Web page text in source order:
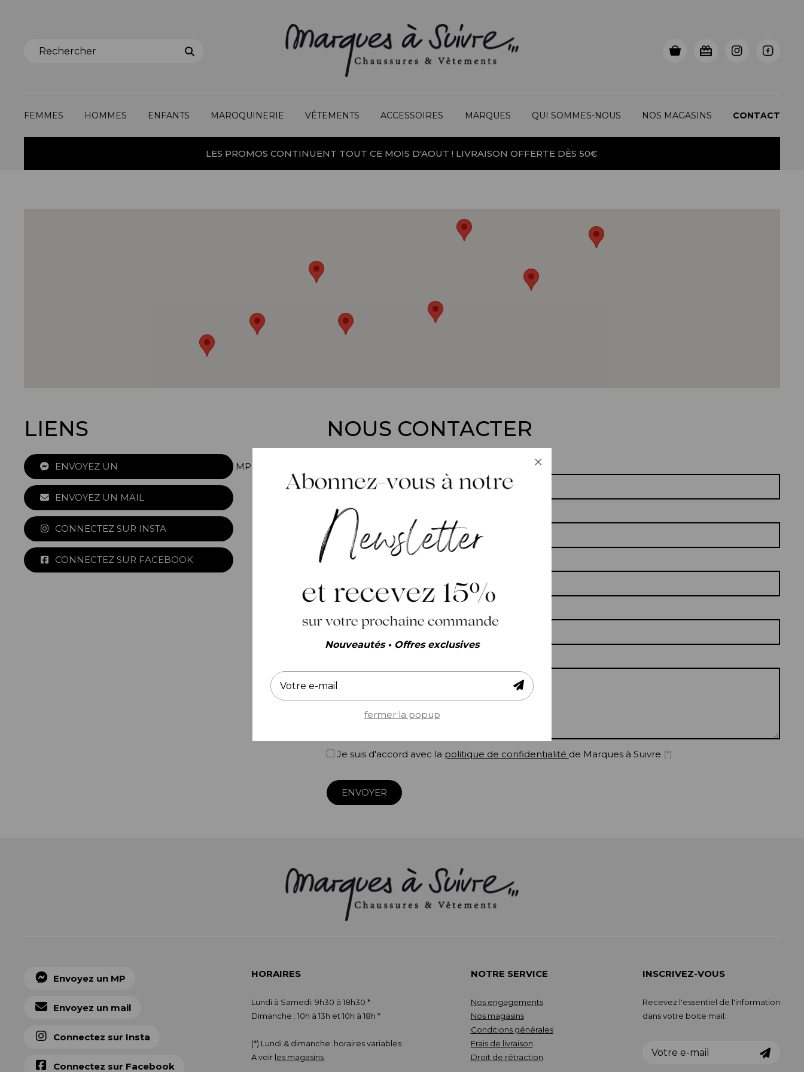
FEMMES HOMMES ENFANTS MAROQUINERIE VÊTEMENTS ACCESSOIRES MARQUES QUI SOMMES-NOUS NOS MAGASINS CONTACT
LES PROMOS CONTINUENT TOUT CE MOIS D'AOUT ! LIVRAISON OFFERTE DÈS 50€
LIENS
ENVOYEZ UN MP
ENVOYEZ UN MAIL
CONNECTEZ SUR INSTA
CONNECTEZ SUR FACEBOOK
NOUS CONTACTER
Nom(*)
E-mail(*)
Je suis d'accord avec la politique de confidentialité de Marques à Suivre (*)
ENVOYER
Envoyez un MP
Envoyez un mail
Connectez sur Insta
Connectez sur Facebook
HORAIRES
Lundi à Samedi: 9h30 à 18h30 *
Dimanche : 10h à 13h et 10h à 18h *
(*) Lundi & dimanche: horaires variables.
A voir les magasins
NOTRE SERVICE
Nos engagements
Nos magasins
Conditions générales
Frais de livraison
Droit de rétraction
INSCRIVEZ-VOUS
Recevez l'essentiel de l'information
dans votre boite mail:
Nouveautés • Offres exclusives
fermer la popup